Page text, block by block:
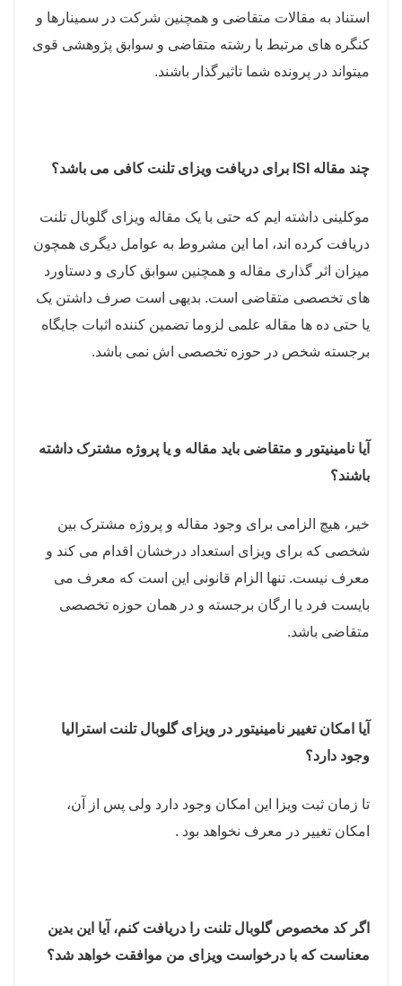
استناد به مقالات متقاضی و همچنین شرکت در سمینارها و
کنگره های مرتبط با رشته متقاضی و سوابق پژوهشی قوی
میتواند در پرونده شما تاثیرگذار باشند.
چند مقاله برای دریافت ویزای تلنت کافی می باشد؟
موکلینی داشته ایم که حتی با یک مقاله ویزای گلوبال تلنت
دریافت کرده اند، اما این مشروط به عوامل دیگری همچون
میزان اثر گذاری مقاله و همچنین سوابق کاری و دستاورد
های تخصصی متقاضی است. بدیهی است صرف داشتن یک
یا حتی ده ها مقاله علمی لزوما تضمین کننده اثبات جایگاه
برجسته شخص در حوزه تخصصی اش نمی باشد.
آیا نامینیتور و متقاضی باید مقاله و یا پروژه مشترک داشته
باشند؟
خیر، هیچ الزامی برای وجود مقاله و پروژه مشترک بین
شخصی که برای ویزای استعداد درخشان اقدام می کند و
معرف نیست. تنها الزام قانونی این است که معرف می
بایست فرد یا ارگان برجسته و در همان حوزه تخصصی
متقاضی باشد.
آیا امکان تغییر نامینیتور در ویزای گلوبال تلنت استرالیا
وجود دارد؟
تا زمان ثبت ویزا این امکان وجود دارد ولی پس از آن،
امکان تغییر در معرف نخواهد بود .
اگر کد مخصوص گلوبال تلنت را دریافت کنم، آیا این بدین
معناست که با درخواست ویزای من موافقت خواهد شد؟